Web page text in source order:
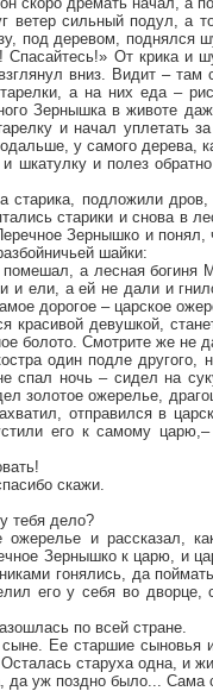
сильный подул, а
под деревом, поднялся
От крика и
вниз. Видит – там
а на них еда –
Зернышка в животе
и начал уплетать
у самого дерева,
шкатулку и полез
подложили
старики и снова в
Зернышко и понял,
шайки:
а лесная богиня
ели, а ей не дали и
дорогое – царское
красивой девушкой,
болото. Смотрите же не
один подле другого,
спал ночь – сидел на
золотое ожерелье,
отправился в
его к самому
скажи.
тебя дело?
ожерелье и рассказал,
Зернышко к царю, и
гонялись, да
его у себя во
по всей стране.
Ее старшие сыновья
старуха одна, и
уж поздно было... Сама